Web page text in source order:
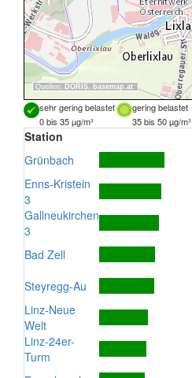
Quellen: DORIS, basemap.at
sehr gering belastet gering belastet
0 bis 35 µg/m³
35 bis 50 µg/m³
Station
Grünbach
Enns-Kristein
3
Gallneukirchen
3
Bad Zell
Steyregg-Au
Linz-Neue
Welt
Linz-24er-
Turm